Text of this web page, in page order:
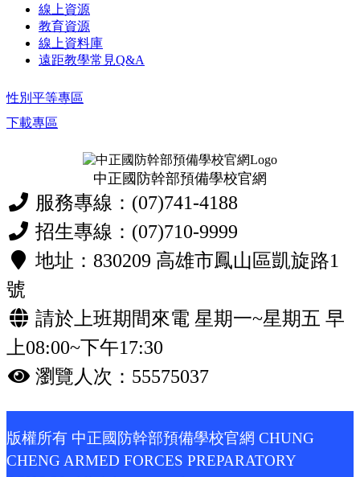
線上資源
教育資源
線上資料庫
遠距教學常見Q&A
性別平等專區
下載專區
中正國防幹部預備學校官網
服務專線：(07)741-4188
招生專線：(07)710-9999
地址：830209 高雄市鳳山區凱旋路1
號
請於上班期間來電 星期一~星期五 早
上08:00~下午17:30
瀏覽人次：55575037
版權所有 中正國防幹部預備學校官網 CHUNG
CHENG ARMED FORCES PREPARATORY